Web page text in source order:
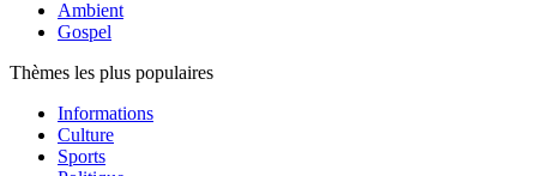
Ambient
Gospel
Thèmes les plus populaires
Informations
Culture
Sports